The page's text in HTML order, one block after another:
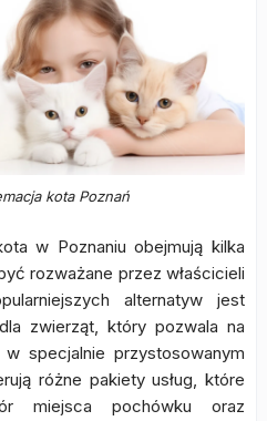
kota Poznań
w Poznaniu obejmują kilka
rozważane przez właścicieli
alternatyw jest
zwierząt, który pozwala na
specjalnie przystosowanym
różne pakiety usług, które
miejsca pochówku oraz